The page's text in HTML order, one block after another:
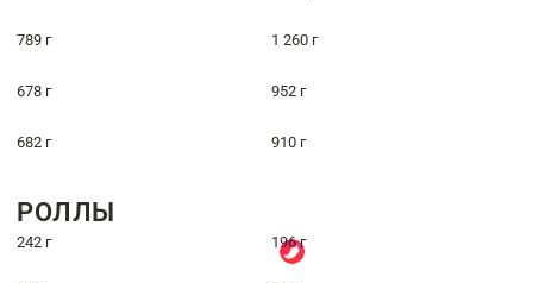
789 г 1 260 г
678 г 952 г
682 г 910 г
РОЛЛЫ
242 г 196 г